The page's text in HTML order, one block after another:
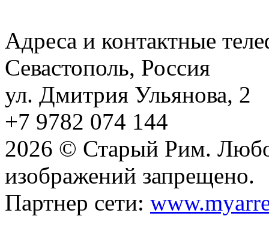
Адреса и контактные
Севастополь, Россия
ул. Дмитрия Ульянова, 2
+7 9782 074 144
2026 © Старый Рим.
изображений запрещено.
Партнер сети: